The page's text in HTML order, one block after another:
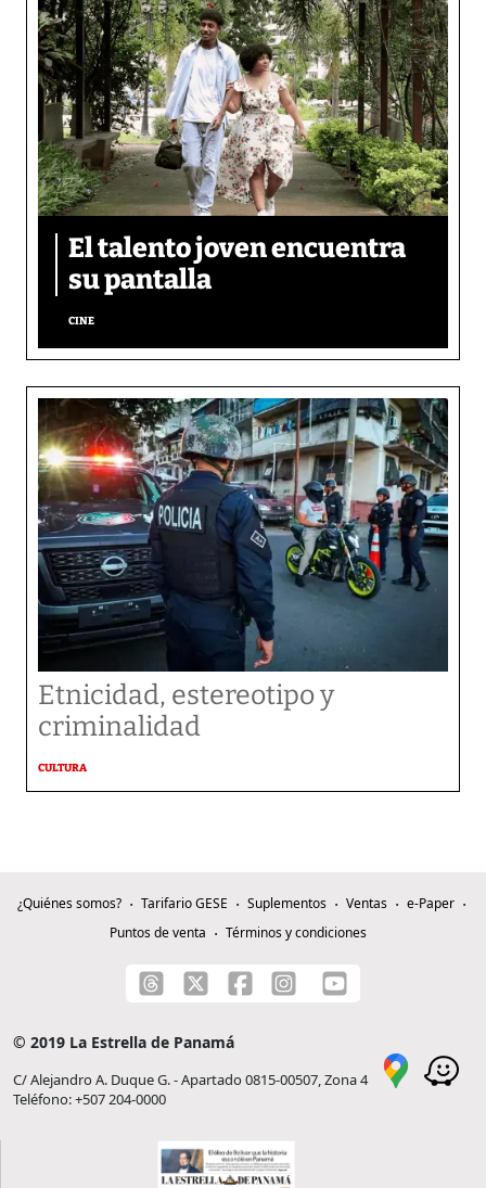
El talento joven encuentra
su pantalla​
CINE
Etnicidad, estereotipo y
criminalidad
CULTURA
¿Quiénes somos? Tarifario GESE Suplementos Ventas
e-Paper
Puntos de venta
Términos y condiciones
© 2019 La Estrella de Panamá
C/ Alejandro A. Duque G. - Apartado 0815-00507, Zona 4
Teléfono: +507 204-0000